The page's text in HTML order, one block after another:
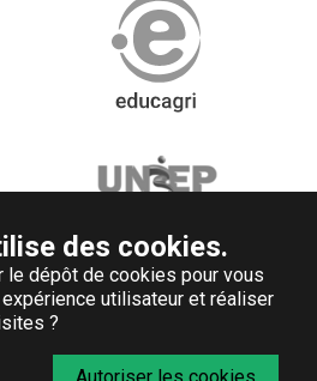
des cookies.
le dépôt de cookies pour vous
utilisateur et réaliser
?